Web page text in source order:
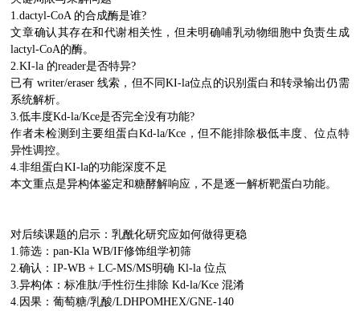
1.dactyl-CoA 的合成酶是谁?
文章确认其存在和代谢相关性，但未明确哺乳动物细胞中负责生成
lactyl-CoA的酶。
2.KI-la 的reader是否特异?
已有 writer/eraser 线索，但不同KI-la位点的识别蛋白和转录输出仍需
系统解析。
3.低丰度Kd-la/Kce是否完全没有功能?
作者未检测到主要组蛋白Kd-la/Kce，但不能排除极低丰度、位点特
异性调控。
4.非组蛋白KI-la的功能深度不足
本文重点是异构体鉴定和糖酵解响应，不是逐一解析靶蛋白功能。
对后续课题的启示：乳酰化研究应如何做得更稳
1.筛选：pan-Kla WB/IF修饰组学初筛
2.确认：IP-WB + LC-MS/MS明确 Kl-la 位点
3.异构体：标准肽/手性衍生排除 Kd-la/Kce 混淆
4.因果：葡萄糖/乳酸/LDHPOMHEX/GNE-140